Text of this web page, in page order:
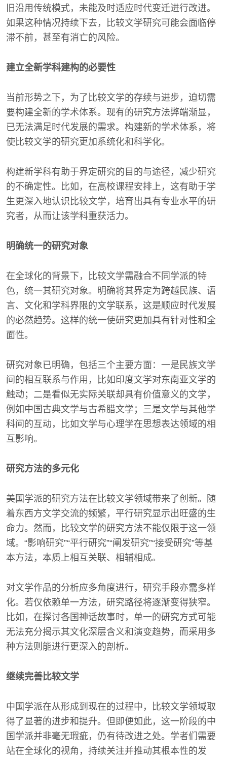
旧沿用传统模式，未能及时适应时代变迁进行改进。
如果这种情况持续下去，比较文学研究可能会面临停
滞不前，甚至有消亡的风险。
建立全新学科建构的必要性
当前形势之下，为了比较文学的存续与进步，迫切需
要构建全新的学术体系。现有的研究方法弊端渐显，
已无法满足时代发展的需求。构建新的学术体系，将
使比较文学的研究更加系统化和科学化。
构建新学科有助于界定研究的目的与途径，减少研究
的不确定性。比如，在高校课程安排上，这有助于学
生更深入地认识比较文学，培育出具有专业水平的研
究者，从而让该学科重获活力。
明确统一的研究对象
在全球化的背景下，比较文学需融合不同学派的特
色，统一其研究对象。明确将其界定为跨越民族、语
言、文化和学科界限的文学联系，这是顺应时代发展
的必然趋势。这样的统一使研究更加具有针对性和全
面性。
研究对象已明确，包括三个主要方面：一是民族文学
间的相互联系与作用，比如印度文学对东南亚文学的
触动；二是看似无实际关联却具有价值意义的文学，
例如中国古典文学与古希腊文学；三是文学与其他学
科间的互动，比如文学与心理学在思想表达领域的相
互影响。
研究方法的多元化
美国学派的研究方法在比较文学领域带来了创新。随
着东西方文学交流的频繁，平行研究显示出旺盛的生
命力。然而，比较文学的研究方法不能仅限于这一领
域。“影响研究”“平行研究”“阐发研究”“接受研究”等基
本方法，本质上相互关联、相辅相成。
对文学作品的分析应多角度进行，研究手段亦需多样
化。若仅依赖单一方法，研究路径将逐渐变得狭窄。
比如，在探讨各国神话故事时，单一的研究方式可能
无法充分揭示其文化深层含义和演变趋势，而采用多
种方法则能进行更深入的剖析。
继续完善比较文学
中国学派在从形成到现在的过程中，比较文学领域取
得了显著的进步和提升。但即便如此，这一阶段的中
国学派并非毫无瑕疵，仍有待改进之处。学者们需要
站在全球化的视角，持续关注并推动其根本性的发